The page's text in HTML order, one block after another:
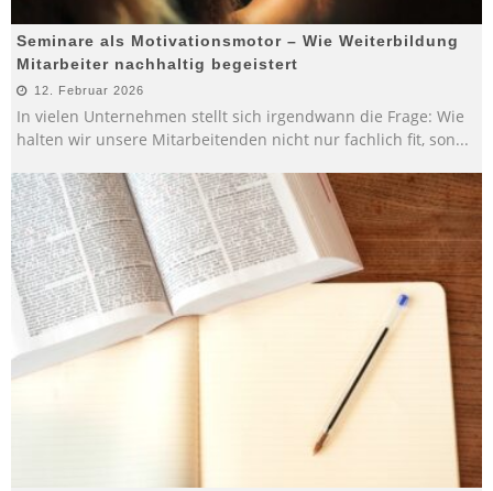
Seminare als Motivationsmotor – Wie Weiterbildung
Mitarbeiter nachhaltig begeistert
12. Februar 2026
In vielen Unternehmen stellt sich irgendwann die Frage: Wie
halten wir unsere Mitarbeitenden nicht nur fachlich fit, son...